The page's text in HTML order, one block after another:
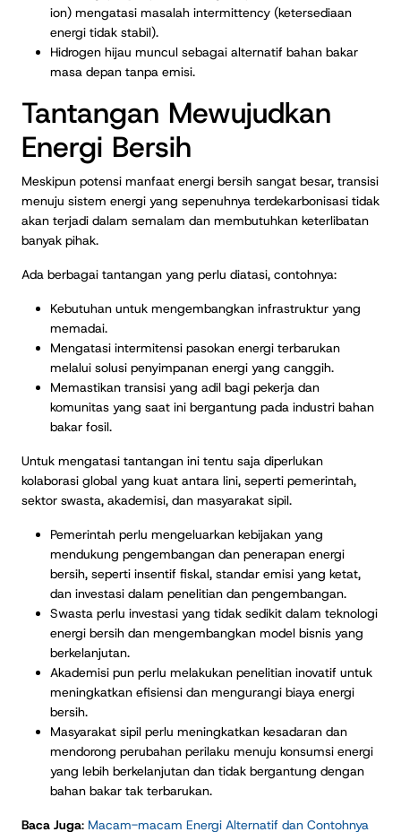
ion) mengatasi masalah intermittency (ketersediaan
energi tidak stabil).
Hidrogen hijau muncul sebagai alternatif bahan bakar
masa depan tanpa emisi.
Tantangan Mewujudkan
Energi Bersih
Meskipun potensi manfaat energi bersih sangat besar, transisi
menuju sistem energi yang sepenuhnya terdekarbonisasi tidak
akan terjadi dalam semalam dan membutuhkan keterlibatan
banyak pihak.
Ada berbagai tantangan yang perlu diatasi, contohnya:
Kebutuhan untuk mengembangkan infrastruktur yang
memadai.
Mengatasi intermitensi pasokan energi terbarukan
melalui solusi penyimpanan energi yang canggih.
Memastikan transisi yang adil bagi pekerja dan
komunitas yang saat ini bergantung pada industri bahan
bakar fosil.
Untuk mengatasi tantangan ini tentu saja diperlukan
kolaborasi global yang kuat antara lini, seperti pemerintah,
sektor swasta, akademisi, dan masyarakat sipil.
Pemerintah perlu mengeluarkan kebijakan yang
mendukung pengembangan dan penerapan energi
bersih, seperti insentif fiskal, standar emisi yang ketat,
dan investasi dalam penelitian dan pengembangan.
Swasta perlu investasi yang tidak sedikit dalam teknologi
energi bersih dan mengembangkan model bisnis yang
berkelanjutan.
Akademisi pun perlu melakukan penelitian inovatif untuk
meningkatkan efisiensi dan mengurangi biaya energi
bersih.
Masyarakat sipil perlu meningkatkan kesadaran dan
mendorong perubahan perilaku menuju konsumsi energi
yang lebih berkelanjutan dan tidak bergantung dengan
bahan bakar tak terbarukan.
Baca Juga: Macam-macam Energi Alternatif dan Contohnya